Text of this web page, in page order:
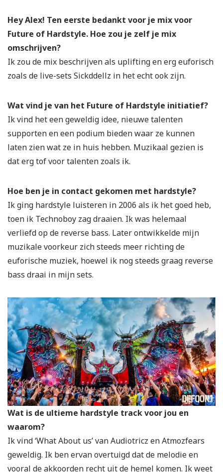
Hey Alex! Ten eerste bedankt voor je mix voor
Future of Hardstyle. Hoe zou je zelf je mix
omschrijven?
Ik zou de mix beschrijven als uplifting en erg euforisch
zoals de live-sets Sickddellz in het echt ook zijn.
Wat vind je van het Future of Hardstyle initiatief?
Ik vind het een geweldig idee, nieuwe talenten
supporten en een podium bieden waar ze kunnen
laten zien wat ze in huis hebben. Muzikaal gezien is
dat erg tof voor talenten zoals ik.
Hoe ben je in contact gekomen met hardstyle?
Ik ging hardstyle luisteren in 2006 als ik het goed heb,
toen ik Technoboy zag draaien. Ik was helemaal
verliefd op de reverse bass. Later ontwikkelde mijn
muzikale voorkeur zich steeds meer richting de
euforische muziek, hoewel ik nog steeds graag reverse
bass draai in mijn sets.
Wat is de ultieme hardstyle track voor jou en
waarom?
Ik vind ‘What About us’ van Audiotricz en Atmozfears
geweldig. Ik ben ervan overtuigd dat de melodie en
vooral de akkoorden recht uit de hemel komen. Ik weet